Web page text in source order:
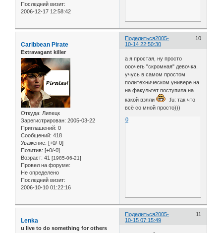
Последний визит:
2006-12-17 12:58:42
Поделиться 10
2005-
10-14 22:50:30
Caribbean Pirate
Extravagant killer
Откуда: Липецк
Зарегистрирован: 2005-03-22
Приглашений: 0
Сообщений: 418
Уважение: [+0/-0]
Позитив: [+0/-0]
Возраст: 41 [1985-06-21]
Провел на форуме:
Не определено
Последний визит:
2006-10-10 01:22:16
а я простая, ну просто
ооочегь "скромная" девочка.
учусь в самом простом
политехническом универе на
на факультет поступила на
какой взяли
:fu: так что
всё со мной просто)))
0
Поделиться 11
2005-
10-15 07:15:49
Lenka
u live to do something for others